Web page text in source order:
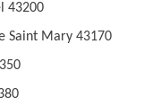
43200
Saint Mary 43170